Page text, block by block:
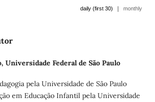
daily (first 30) | monthly
Universidade Federal de São Paulo
pela Universidade de São Paulo
em Educação Infantil pela Universidade